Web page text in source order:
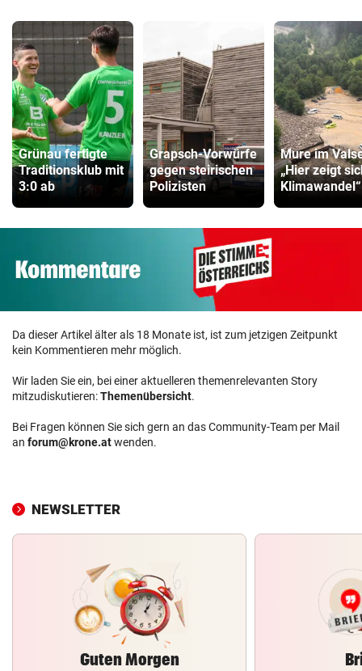
Grünau fertigte
Traditionsklub mit
3:0 ab
Grapsch-Vorwürfe
gegen steirischen
Polizisten
Mure im
„Hier zeigt
Klimawandel“
Da dieser Artikel älter als 18 Monate ist, ist zum jetzigen Zeitpunkt
kein Kommentieren mehr möglich.
Wir laden Sie ein, bei einer aktuelleren themenrelevanten Story
mitzudiskutieren:Themenübersicht.
Bei Fragen können Sie sich gern an das Community-Team per Mail
an forum@krone.atwenden.
NEWSLETTER
Guten Morgen